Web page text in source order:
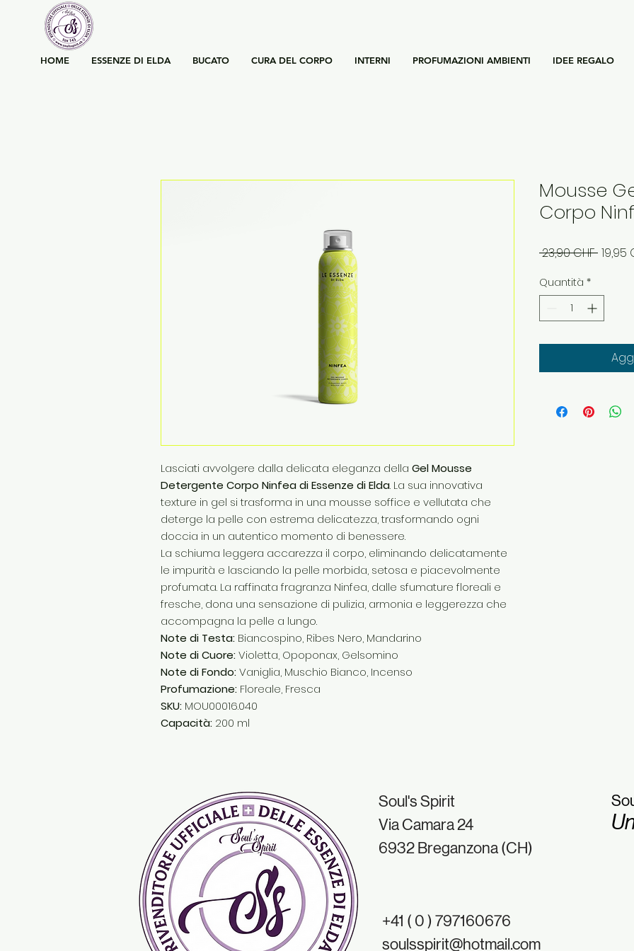
HOME ESSENZE DI ELDA BUCATO CURA DEL CORPO INTERNI PROFUMAZIONI AMBIENTI IDEE REGALO
Lasciati avvolgere dalla delicata eleganza della Gel Mousse
Detergente Corpo Ninfea di Essenze di Elda. La sua innovativa
texture in gel si trasforma in una mousse soffice e vellutata che
deterge la pelle con estrema delicatezza, trasformando ogni
doccia in un autentico momento di benessere.
La schiuma leggera accarezza il corpo, eliminando delicatamente
le impurità e lasciando la pelle morbida, setosa e piacevolmente
profumata. La raffinata fragranza Ninfea, dalle sfumature floreali e
fresche, dona una sensazione di pulizia, armonia e leggerezza che
accompagna la pelle a lungo.
Note di Testa: Biancospino, Ribes Nero, Mandarino
Note di Cuore:Violetta, Opoponax, Gelsomino
Note di Fondo:Vaniglia, Muschio Bianco, Incenso
Profumazione: Floreale, Fresca
SKU: MOU00016.040
Capacità: 200 ml
Mousse
Corpo
23,90 CHF Prezzo
19,95
Quantità *
Soul's Spirit
Via Camara 24
6932 Breganzona (CH)
+41 ( 0 ) 797160676
soulsspirit@hotmail.com